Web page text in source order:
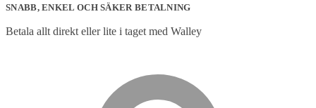
SNABB, ENKEL OCH SÄKER BETALNING
Betala allt direkt eller lite i taget med Walley